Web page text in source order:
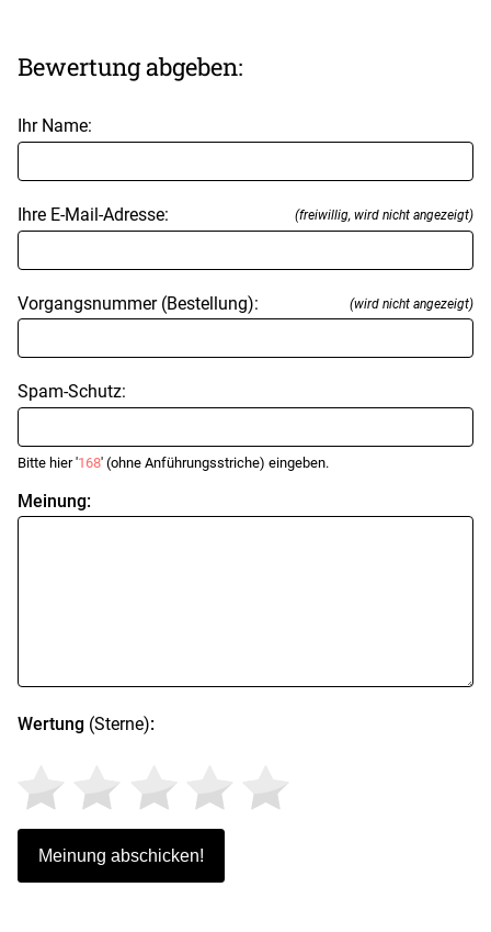
Bewertung abgeben:
Ihr Name:
Ihre E-Mail-Adresse: (freiwillig, wird nicht angezeigt)
Vorgangsnummer (Bestellung): (wird nicht angezeigt)
Spam-Schutz:
Bitte hier '168' (ohne Anführungsstriche) eingeben.
Meinung:
Wertung (Sterne):